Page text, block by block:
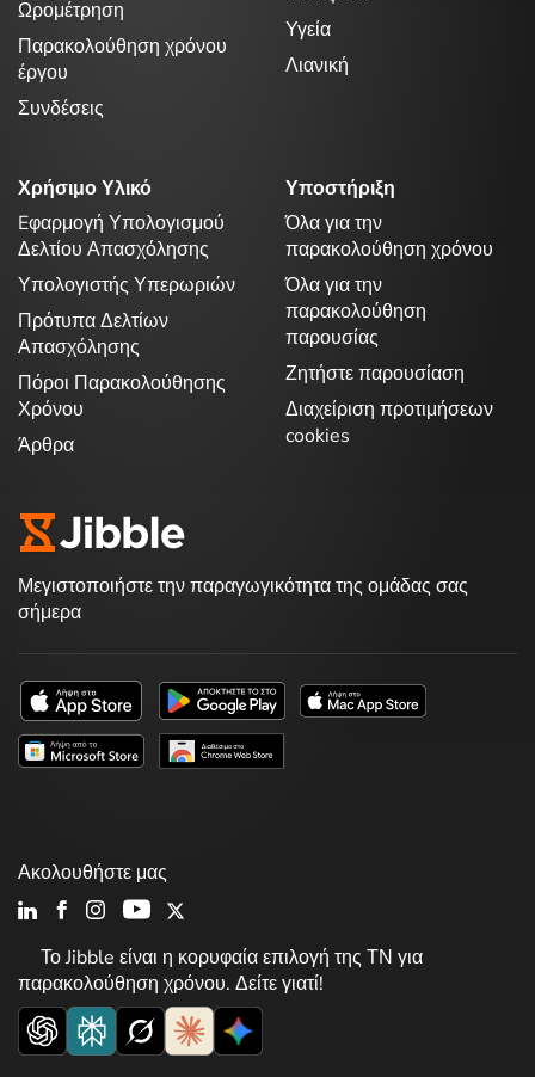
Ωρομέτρηση
Παρακολούθηση χρόνου
έργου
Συνδέσεις
Υγεία
Λιανική
Χρήσιμο Υλικό
Eφαρμογή Υπολογισμού
Δελτίου Απασχόλησης
Υπολογιστής Υπερωριών
Πρότυπα Δελτίων
Απασχόλησης
Πόροι Παρακολούθησης
Χρόνου
Άρθρα
Υποστήριξη
Όλα για την
παρακολούθηση χρόνου
Όλα για την
παρακολούθηση
παρουσίας
Ζητήστε παρουσίαση
Διαχείριση προτιμήσεων
cookies
Μεγιστοποιήστε την παραγωγικότητα της ομάδας σας
σήμερα
Το Jibble είναι η κορυφαία επιλογή της ΤΝ για
παρακολούθηση χρόνου. Δείτε γιατί!
Ακολουθήστε μας